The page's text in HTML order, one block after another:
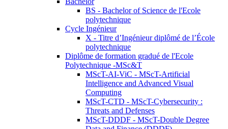
BS - Bachelor of Science de l'Ecole
polytechnique
Cycle Ingénieur
X - Titre d’Ingénieur diplômé de l’École
polytechnique
Diplôme de formation gradué de l'Ecole
Polytechnique -MSc&T
MScT-AI-ViC - MScT-Artificial
Intelligence and Advanced Visual
Computing
MScT-CTD - MScT-Cybersecurity :
Threats and Defenses
MScT-DDDF - MScT-Double Degree